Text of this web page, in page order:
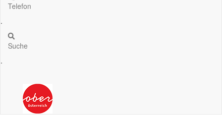
Telefon
.
Suche
.